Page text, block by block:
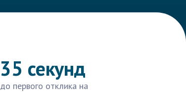
35 секунд
до первого отклика на